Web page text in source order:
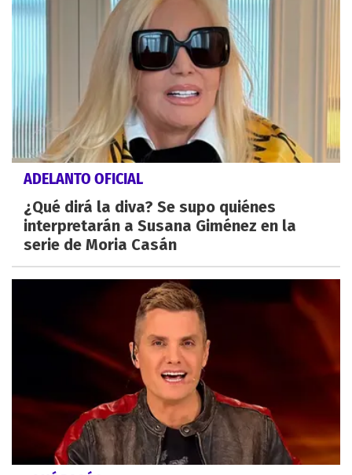
ADELANTO OFICIAL
¿Qué dirá la diva? Se supo quiénes
interpretarán a Susana Giménez en la
serie de Moria Casán